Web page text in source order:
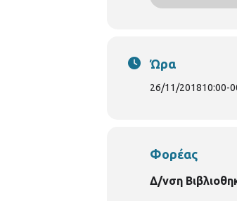
Ώρα
26/11/201810:00-
Φορέας
Δ/νση